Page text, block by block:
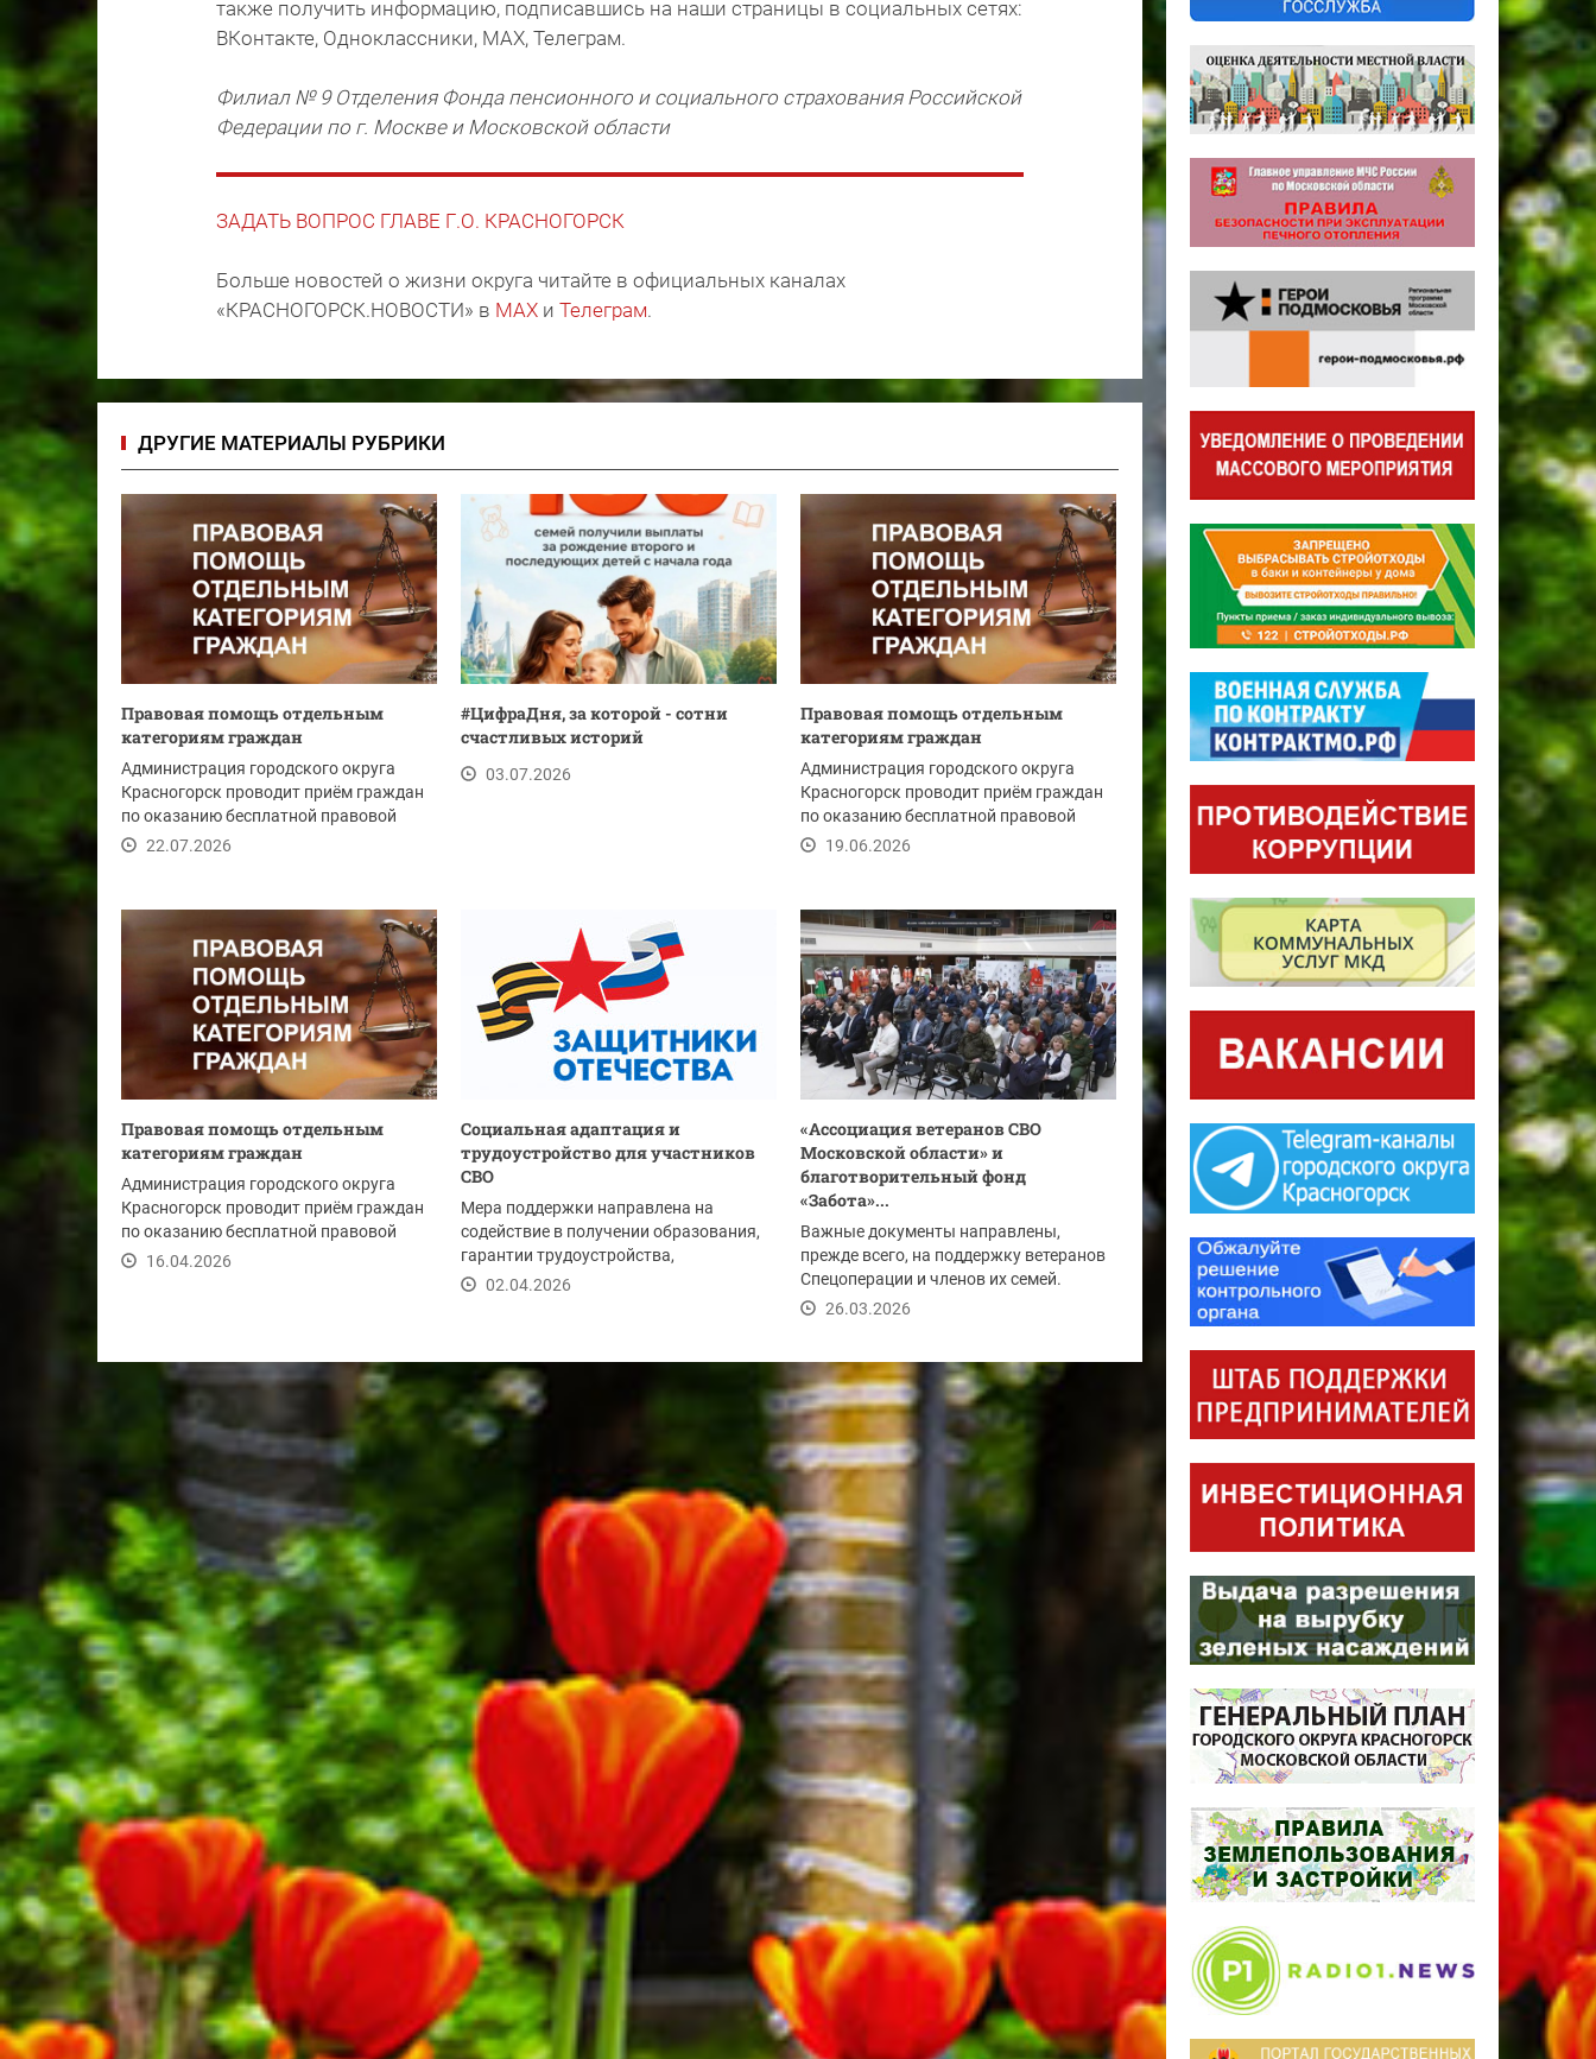
также получить информацию, подписавшись на наши страницы в социальных сетях:
ВКонтакте, Одноклассники, МАХ, Телеграм.
Филиал № 9 Отделения Фонда пенсионного и социального страхования Российской
Федерации по г. Москве и Московской области
ЗАДАТЬ ВОПРОС ГЛАВЕ Г.О. КРАСНОГОРСК
Больше новостей о жизни округа читайте в официальных каналах
«КРАСНОГОРСК.НОВОСТИ» в MAX и Телеграм.
ДРУГИЕ МАТЕРИАЛЫ РУБРИКИ
Правовая помощь отдельным
категориям граждан
Администрация городского округа
Красногорск проводит приём граждан
по оказанию бесплатной правовой
помощи 31 июля...
22.07.2026
#ЦифраДня, за которой - сотни
счастливых историй
03.07.2026
Правовая помощь отдельным
категориям граждан
Администрация городского округа
Красногорск проводит приём граждан
по оказанию бесплатной правовой
помощи 26 июня...
19.06.2026
Правовая помощь отдельным
категориям граждан
Администрация городского округа
Красногорск проводит приём граждан
по оказанию бесплатной правовой
помощи 24 апреля...
16.04.2026
Социальная адаптация и
трудоустройство для участников
СВО
Мера поддержки направлена на
содействие в получении образования,
гарантии трудоустройства,
социального обслуживания,...
02.04.2026
«Ассоциация ветеранов СВО
Московской области» и
благотворительный фонд
«Забота»...
Важные документы направлены,
прежде всего, на поддержку ветеранов
Спецоперации и членов их семей.
26.03.2026